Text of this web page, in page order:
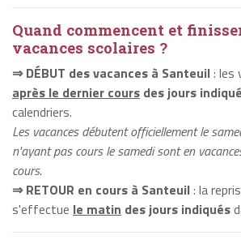
Quand commencent et
vacances scolaires ?
⇒ DÉBUT des vacances à Santeuil: les
après le dernier cours des jours
calendriers.
Les vacances débutent officiellement le
n'ayant pas cours le samedi sont en
cours.
⇒ RETOUR en cours à Santeuil: la
s'effectue le matin des jours indiqués